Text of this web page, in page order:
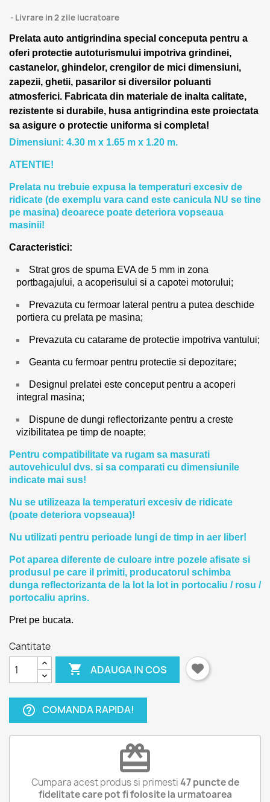
Livrare in 2 zile lucratoare
Prelata auto antigrindina special conceputa pentru a
oferi protectie autoturismului impotriva grindinei,
castanelor, ghindelor, crengilor de mici dimensiuni,
zapezii, ghetii, pasarilor si diversilor poluanti
atmosferici. Fabricata din materiale de inalta calitate,
rezistente si durabile, husa antigrindina este proiectata
sa asigure o protectie uniforma si completa!
Dimensiuni: 4.30 m x 1.65 m x 1.20 m.
ATENTIE!
Prelata nu trebuie expusa la temperaturi excesiv de
ridicate (de exemplu vara cand este canicula NU se tine
pe masina) deoarece poate deteriora vopseaua
masinii!
Caracteristici:
Strat gros de spuma EVA de 5 mm in zona
portbagajului, a acoperisului si a capotei motorului;
Prevazuta cu fermoar lateral pentru a putea deschide
portiera cu prelata pe masina;
Prevazuta cu catarame de protectie impotriva vantului;
Geanta cu fermoar pentru protectie si depozitare;
Designul prelatei este conceput pentru a acoperi
integral masina;
Dispune de dungi reflectorizante pentru a creste
vizibilitatea pe timp de noapte;
Pentru compatibilitate va rugam sa masurati
autovehiculul dvs. si sa comparati cu dimensiunile
indicate mai sus!
Nu se utilizeaza la temperaturi excesiv de ridicate
(poate deteriora vopseaua)!
Nu utilizati pentru perioade lungi de timp in aer liber!
Pot aparea diferente de culoare intre pozele afisate si
produsul pe care il primiti, producatorul schimba
dunga reflectorizanta de la lot la lot in portocaliu / rosu /
portocaliu aprins.
Pret pe bucata.
Cantitate
 ADAUGA IN COS
help_outline COMANDA RAPIDA!
redeem
Cumpara acest produs si primesti47puncte de
fidelitate care pot fi folosite la urmatoarea